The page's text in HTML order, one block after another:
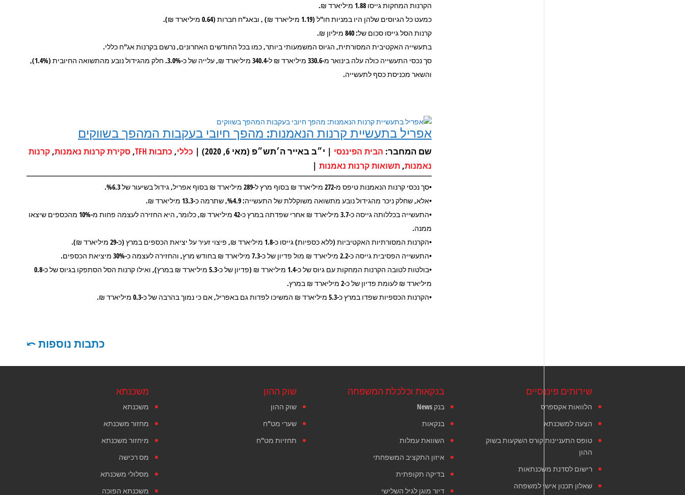
הקרנות המחקות גייסו 1.88 מיליארד ₪.
כמעט כל הגיוסים שלהן היו במניות חו"ל (1.19 מיליארד ₪) , ובאג"ח חברות (0.64 מיליארד ₪).
קרנות הסל גייסו סכום של: 840 מיליון ₪.
בתעשייה האקטיבית המסורתית, הגיוס המשמעותי ביותר, כמו בכל החודשים האחרונים, נרשם בקרנות אג"ח כללי.
סך נכסי התעשייה כולה עלה בינואר מ-330.6 מיליארד ₪ ל-340.4 מיליארד ₪, עלייה של כ-3.0%. חלק מהגידול נובע מהתשואה החיובית (1.4%),
והשאר מכניסת כסף לתעשייה.
אפריל בתעשיית קרנות הנאמנות: מהפך חיובי בעקבות המהפך בשווקים
שם המחבר: הבית הפיננסי | י״ב באייר ה׳תש״פ (מאי 6, 2020) | כללי, כתבות TFH , סקירת קרנות נאמנות, קרנות
נאמנות, תשואות קרנות נאמנות |
•סך נכסי קרנות הנאמנות טיפס מ-272 מיליארד ₪ בסוף מרץ ל-289 מיליארד ₪ בסוף אפריל, גידול בשיעור של %6.3.
•אלא, שחלק ניכר מהגידול נובע מתשואה משוקללת של התעשייה: %4.9, שתרמה כ-13.3 מיליארד ₪.
•התעשייה בכללותה גייסה כ-3.7 מיליארד ₪ אחרי שפדתה במרץ כ-42 מיליארד ₪, כלומר, היא החזירה לעצמה פחות מ-10% מהכספים שיצאו
ממנה.
•הקרנות המסורתיות האקטיביות (ללא כספיות) גייסו כ-1.8 מיליארד ₪, פיצוי זעיר על יציאת הכספים במרץ (כ-29 מיליארד ₪).
•התעשייה הפסיבית גייסה כ-2.2 מיליארד ₪ מול פדיון של כ-7.3 מיליארד ₪ בחודש מרץ, והחזירה לעצמה כ-30% מיציאת הכספים.
•בולטות לטובה הקרנות המחקות עם גיוס של כ-1.4 מיליארד ₪ (פדיון של כ-5.3 מיליארד ₪ במרץ), ואילו קרנות הסל הסתפקו בגיוס של כ-0.8
מיליארד ₪ לעומת פדיון של כ-2 מיליארד ₪ במרץ.
•הקרנות הכספיות שפדו במרץ כ-5.3 מיליארד ₪ המשיכו לפדות גם באפריל, אם כי נמוך בהרבה של כ-0.3 מיליארד ₪.
כתבות נוספות ⤺
משכנתא
משכנתא
מחזור משכנתא
מיחזור משכנתא
מס רכישה
מסלולי משכנתא
משכנתא הפוכה
שוק ההון
שוק ההון
שערי מט"ח
תחזיות מט"ח
בנקאות וכלכלת המשפחה
בנק News
בנקאות
השוואת עמלות
איזון התקציב המשפחתי
בדיקה תקופתית
דיור מוגן לגיל השלישי
שירותים פיננסיים
הלוואות אקספרס
הצעה למשכנתא
טופס התעניינות קורס השקעות בשוק
ההון
רישום לסדנת משכנתאות
שאלון תכנון אישי למשפחה